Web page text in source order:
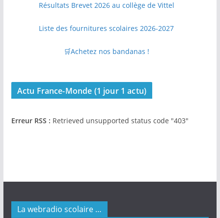
Résultats Brevet 2026 au collège de Vittel
Liste des fournitures scolaires 2026-2027
🛒Achetez nos bandanas !
Actu France-Monde (1 jour 1 actu)
Erreur RSS : Retrieved unsupported status code "403"
La webradio scolaire …